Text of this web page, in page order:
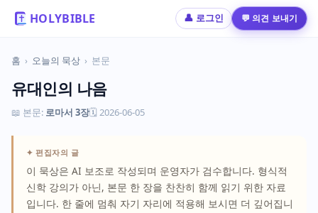
HOLYBIBLE 👤 로그인 💬 의견 보내기
홈 › 오늘의 묵상 › 본문
유대인의 나음
📖 본문: 로마서 3장🗓 2026-06-05
✦ 편집자의 글
이 묵상은 AI 보조로 작성되며 운영자가 검수합니다. 형식적
신학 강의가 아닌, 본문 한 장을 찬찬히 함께 읽기 위한 자료
입니다. 한 줄에 멈춰 자기 자리에 적용해 보시면 더 깊어집니